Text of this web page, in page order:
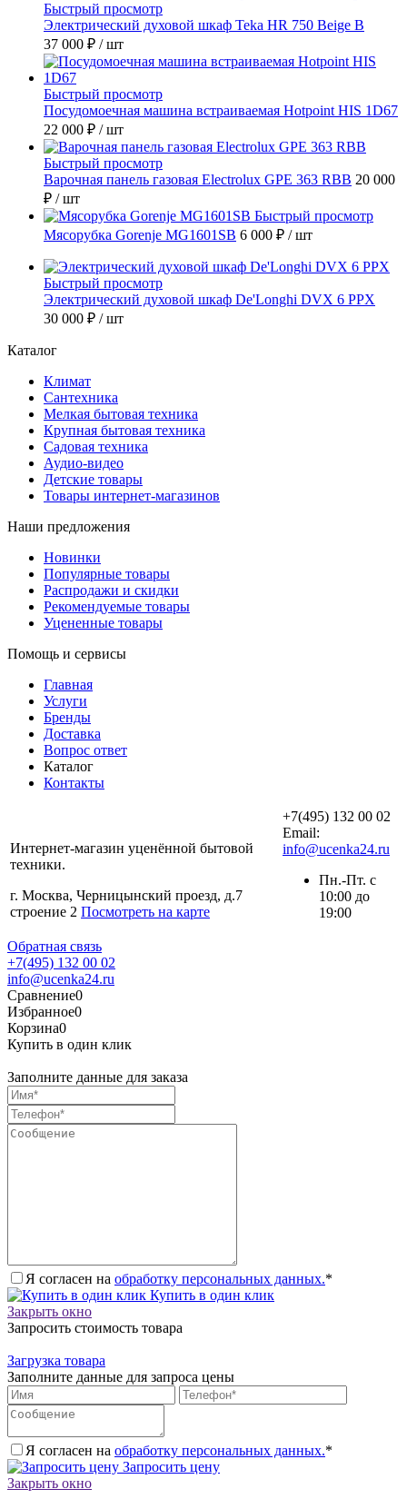
Быстрый просмотр
Электрический духовой шкаф Teka HR 750 Beige B
37 000 ₽ / шт
Быстрый просмотр
Посудомоечная машина встраиваемая Hotpoint HIS 1D67
22 000 ₽ / шт
Быстрый просмотр
Варочная панель газовая Electrolux GPE 363 RBB 20 000
₽ / шт
Быстрый просмотр
Мясорубка Gorenje MG1601SB 6 000 ₽ / шт
Быстрый просмотр
Электрический духовой шкаф De'Longhi DVX 6 PPX
30 000 ₽ / шт
Каталог
Климат
Сантехника
Мелкая бытовая техника
Крупная бытовая техника
Садовая техника
Аудио-видео
Детские товары
Товары интернет-магазинов
Наши предложения
Новинки
Популярные товары
Распродажи и скидки
Рекомендуемые товары
Уцененные товары
Помощь и сервисы
Главная
Услуги
Бренды
Доставка
Вопрос ответ
Каталог
Контакты
Интернет-магазин уценённой бытовой
техники.
г. Москва, Черницынский проезд, д.7
строение 2 Посмотреть на карте
+7(495) 132 00 02
Email:
info@ucenka24.ru
Пн.-Пт. с
10:00 до
19:00
Обратная связь
+7(495) 132 00 02
info@ucenka24.ru
Сравнение0
Избранное0
Корзина0
Купить в один клик
Заполните данные для заказа
Я согласен на обработку персональных данных.*
Купить в один клик
Закрыть окно
Запросить стоимость товара
Загрузка товара
Заполните данные для запроса цены
Я согласен на обработку персональных данных.*
Запросить цену
Закрыть окно